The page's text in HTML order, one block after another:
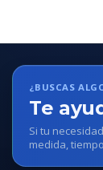
¿BUSCAS
Te
Si tu
medida,